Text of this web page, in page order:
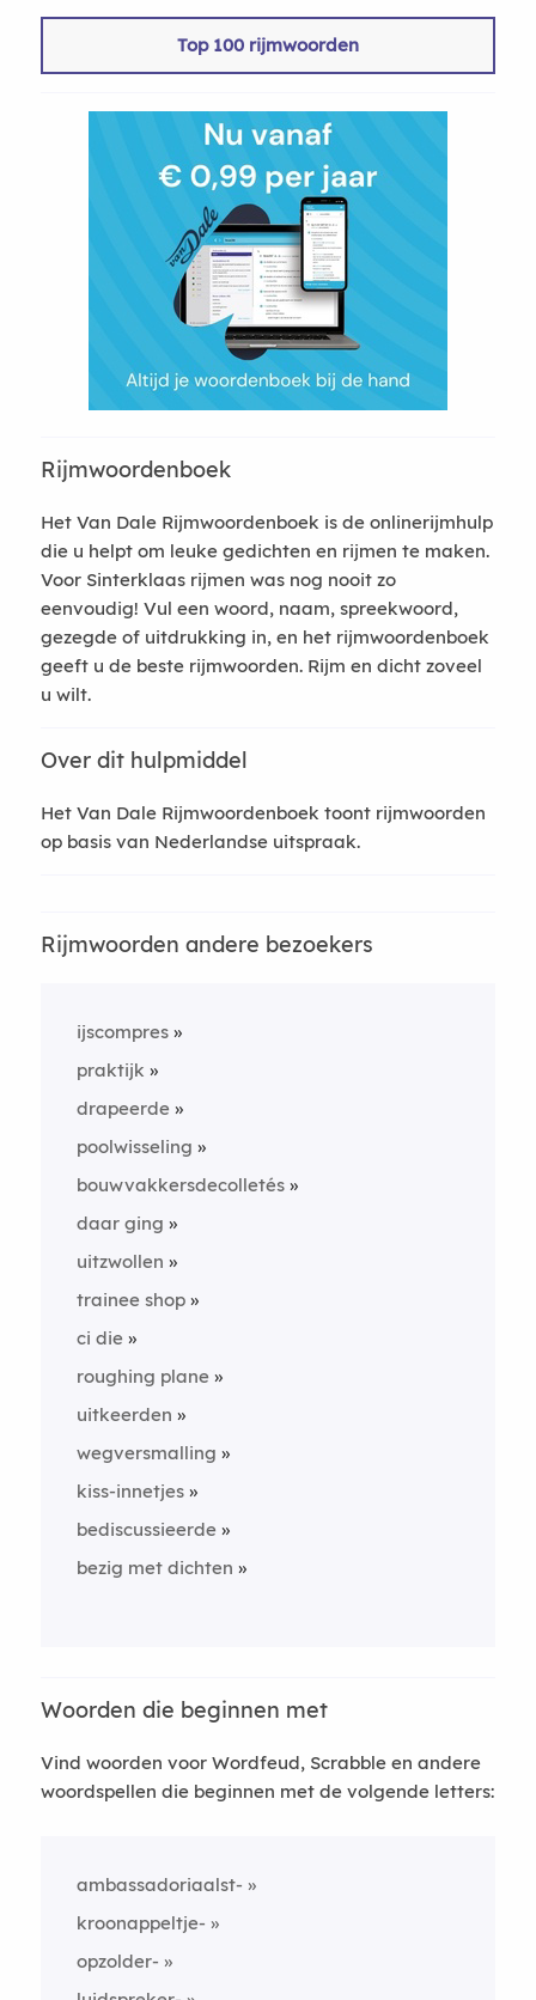
Top 100 rijmwoorden
Rijmwoordenboek
Het Van Dale Rijmwoordenboek is de onlinerijmhulp
die u helpt om leuke gedichten en rijmen te maken.
Voor Sinterklaas rijmen was nog nooit zo
eenvoudig! Vul een woord, naam, spreekwoord,
gezegde of uitdrukking in, en het rijmwoordenboek
geeft u de beste rijmwoorden. Rijm en dicht zoveel
u wilt.
Over dit hulpmiddel
Het Van Dale Rijmwoordenboek toont rijmwoorden
op basis van Nederlandse uitspraak.
Rijmwoorden andere bezoekers
ijscompres
praktijk
drapeerde
poolwisseling
bouwvakkersdecolletés
daar ging
uitzwollen
trainee shop
ci die
roughing plane
uitkeerden
wegversmalling
kiss-innetjes
bediscussieerde
bezig met dichten
Woorden die beginnen met
Vind woorden voor Wordfeud, Scrabble en andere
woordspellen die beginnen met de volgende letters:
ambassadoriaalst-
kroonappeltje-
opzolder-